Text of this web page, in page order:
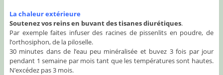
La chaleur extérieure
Soutenez vos reins en buvant des tisanes diurétiques.
Par exemple faites infuser des racines de pissenlits en poudre, de
l’orthosiphon, de la piloselle.
30 minutes dans de l’eau peu minéralisée et buvez 3 fois par jour
pendant 1 semaine par mois tant que les températures sont hautes.
N’excédez pas 3 mois.